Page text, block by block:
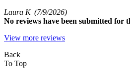
Laura K (7/9/2026)
No reviews have been submitted for
View more reviews
Back
To Top